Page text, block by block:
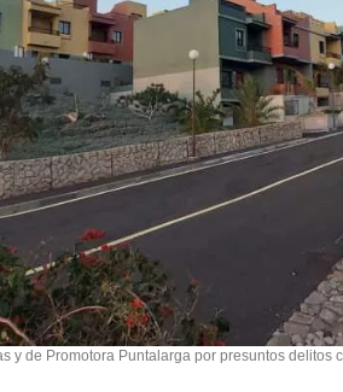
y de Promotora Puntalarga por presuntos delitos